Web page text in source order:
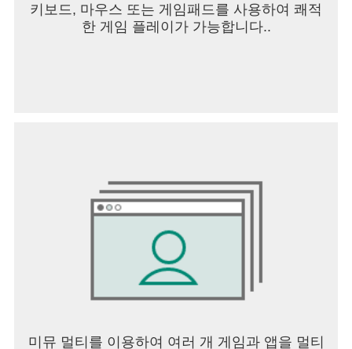
키보드, 마우스 또는 게임패드를 사용하여 쾌적
한 게임 플레이가 가능합니다..
미뮤 멀티를 이용하여 여러 개 게임과 앱을 멀티